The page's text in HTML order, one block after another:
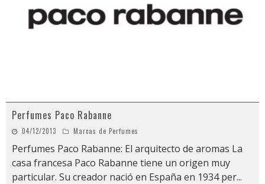
Perfumes Paco Rabanne
04/12/2013 Marcas de Perfumes
Perfumes Paco Rabanne: El arquitecto de aromas La
casa francesa Paco Rabanne tiene un origen muy
particular. Su creador nació en España en 1934 per...